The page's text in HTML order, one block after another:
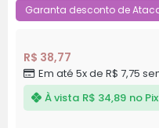
Garanta desconto de
R$ 38,77
Em até 5x de R$ 7,75
À vista R$ 34,89 no Pix